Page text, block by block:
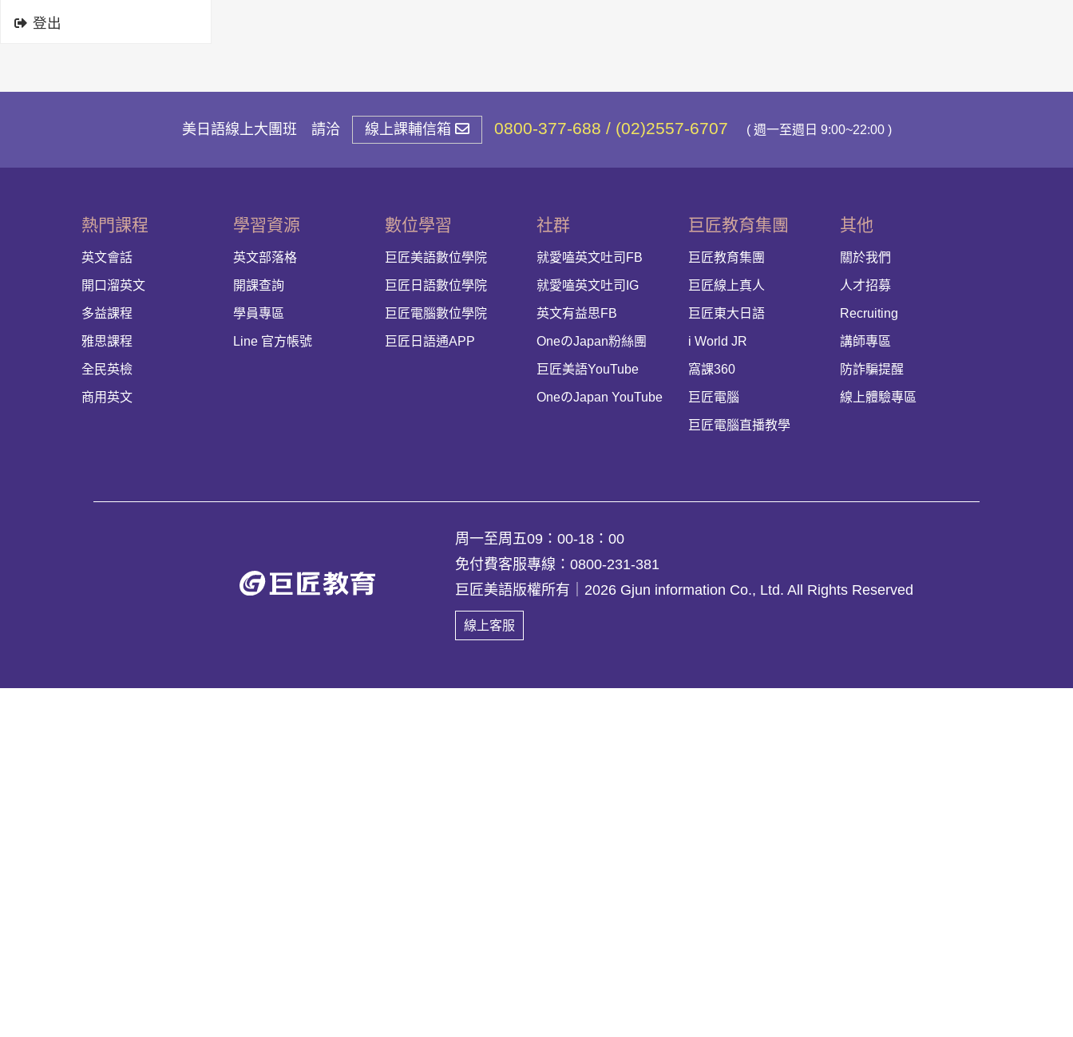
登出
美日語線上大團班 請洽 線上課輔信箱 0800-377-688 / (02)2557-6707 ( 週一至週日 9:00~22:00 )
熱門課程
英文會話
開口溜英文
多益課程
雅思課程
全民英檢
商用英文
學習資源
英文部落格
開課查詢
學員專區
Line 官方帳號
數位學習
巨匠美語數位學院
巨匠日語數位學院
巨匠電腦數位學院
巨匠日語通APP
社群
就愛嗑英文吐司FB
就愛嗑英文吐司IG
英文有益思FB
OneのJapan粉絲團
巨匠美語YouTube
OneのJapan YouTube
巨匠教育集團
巨匠教育集團
巨匠線上真人
巨匠東大日語
i World JR
窩課360
巨匠電腦
巨匠電腦直播教學
其他
關於我們
人才招募
Recruiting
講師專區
防詐騙提醒
線上體驗專區
周一至周五09：00-18：00
免付費客服專線：0800-231-381
巨匠美語版權所有｜ 2026 Gjun information Co., Ltd. All Rights Reserved
線上客服